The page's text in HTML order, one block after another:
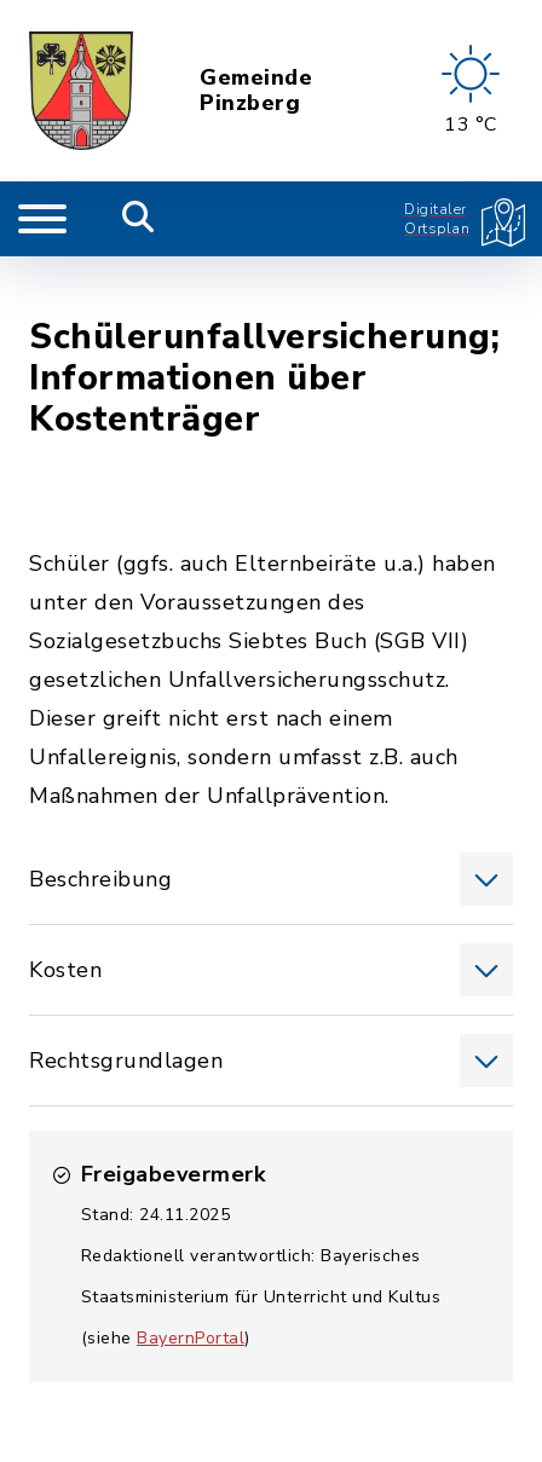
Gemeinde
Pinzberg
13 °C
Digitaler
Ortsplan
Schülerunfallversicherung;
Informationen über
Kostenträger
Schüler (ggfs. auch Elternbeiräte u.a.) haben
unter den Voraussetzungen des
Sozialgesetzbuchs Siebtes Buch (SGB VII)
gesetzlichen Unfallversicherungsschutz.
Dieser greift nicht erst nach einem
Unfallereignis, sondern umfasst z.B. auch
Maßnahmen der Unfallprävention.
Beschreibung
Kosten
Rechtsgrundlagen
Freigabevermerk
Stand: 24.11.2025
Redaktionell verantwortlich: Bayerisches
Staatsministerium für Unterricht und Kultus
(siehe BayernPortal)